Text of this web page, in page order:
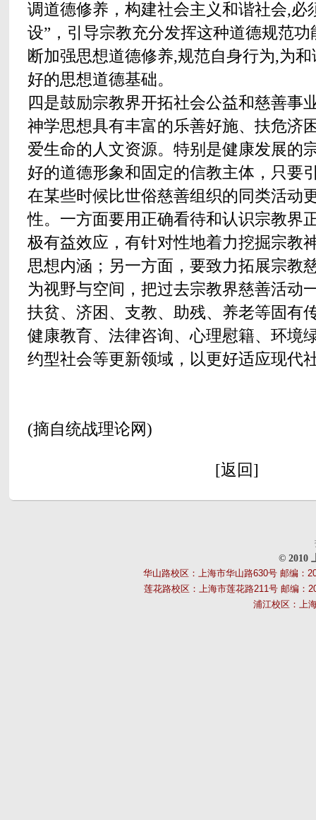
调道德修养，构建社会主义和谐社会,必
设”，引导宗教充分发挥这种道德规范
断加强思想道德修养,规范自身行为,为
好的思想道德基础。
四是鼓励宗教界开拓社会公益和慈善事
神学思想具有丰富的乐善好施、扶危济
爱生命的人文资源。特别是健康发展的
好的道德形象和固定的信教主体，只要
在某些时候比世俗慈善组织的同类活动
性。一方面要用正确看待和认识宗教界
极有益效应，有针对性地着力挖掘宗教
思想内涵；另一方面，要致力拓展宗教
为视野与空间，把过去宗教界慈善活动
扶贫、济困、支教、助残、养老等固有
健康教育、法律咨询、心理慰籍、环境
约型社会等更新领域，以更好适应现代
(摘自统战理论网)
[返回]
© 2010
华山路校区：上海市华山路630号 邮编：
莲花路校区：上海市莲花路211号 邮编：
浦江校区：上